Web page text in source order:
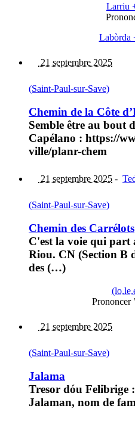
Larriu
Labòrda
21 septembre 2025
(Saint-Paul-sur-Save)
Chemin de la Côte
Semble être au bout
Capélano : https://
ville/planr-chem
21 septembre 2025 -
(Saint-Paul-sur-Save)
Chemin des Carrélots
C'est la voie qui part
Riou. CN (Section B
des (…)
Prononcer
21 septembre 2025
(Saint-Paul-sur-Save)
Jalama
Tresor dóu
Jalaman, nom de